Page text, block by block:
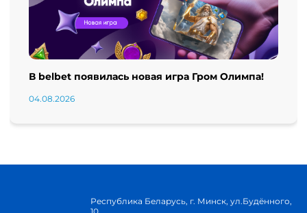
В belbet появилась новая игра Гром Олимпа!
04.08.2026
Республика Беларусь, г. Минск, ул.Будённого,